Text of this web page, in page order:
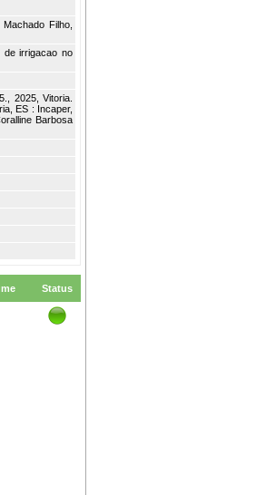
Filho,
de irrigacao no
2025, Vitoria.
ES : Incaper,
Barbosa
Status